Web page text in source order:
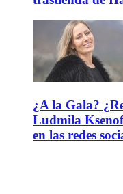
¿A la Gala?
Ludmila
en las redes